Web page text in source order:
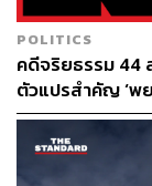
ด้าน ศรชัย ชูวิเชี
จากปารีณายื่นเรื่
ตรวจสอบดูว่าเรื่
กรณี พล.ต.อ. เส
ให้ตรวจสอบไว้ใ
เช่นกัน
POLITICS
คดีจริยธรรม 44
ตัวแปรสำคัญ ‘พ